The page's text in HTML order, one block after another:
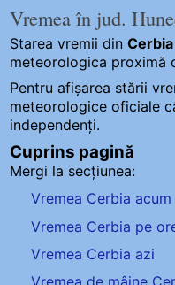
Vremea în jud.
Starea vremii dinCerbia
meteorologica proximă
Pentru afișarea stării
meteorologice oficiale
independenți.
Cuprins pagină
Mergi la secțiunea:
Vremea Cerbia acum
Vremea Cerbia pe
Vremea Cerbia azi
Vremea de mâine